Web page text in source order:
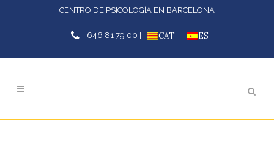
CENTRO DE PSICOLOGÍA EN BARCELONA
646 81 79 00 | CAT ES